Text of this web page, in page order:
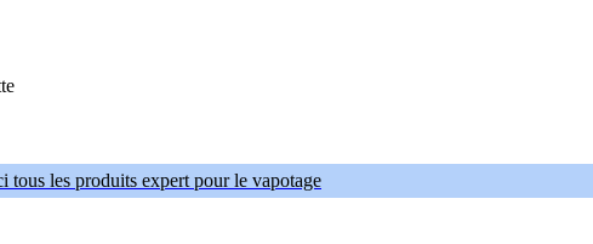
tous les produits expert pour le vapotage